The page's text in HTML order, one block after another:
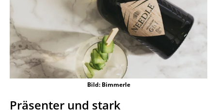
Bild: Bimmerle
Präsenter und stark